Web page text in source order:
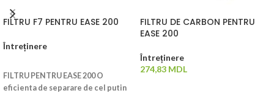
FILTRU F7 PENTRU EASE 200
Întreținere
FILTRU PENTRU EASE 200 O
eficienta de separare de cel putin
FILTRU DE CARBON PENTRU
EASE 200
Întreținere
274,83 MDL